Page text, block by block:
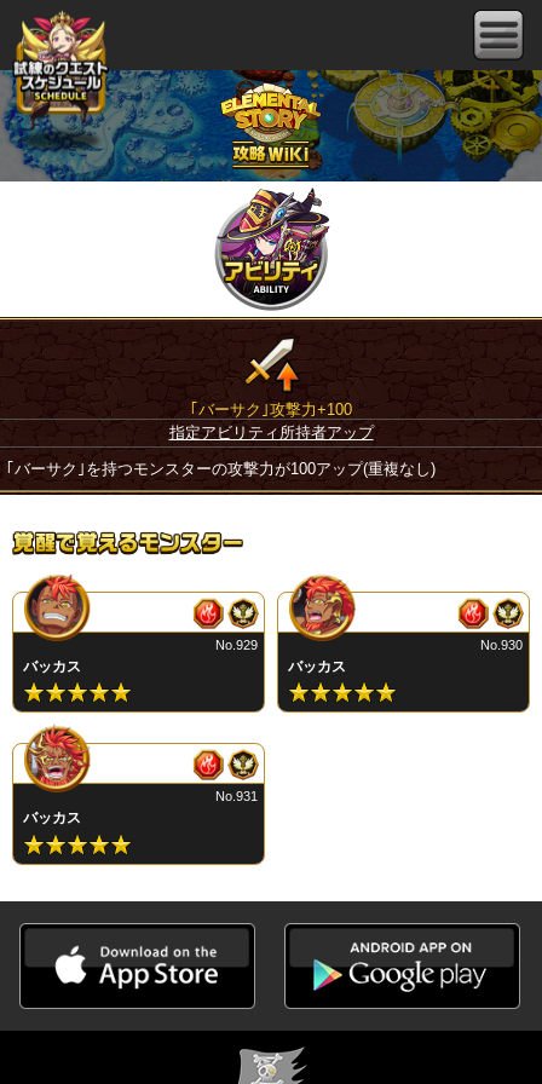
｢バーサク｣攻撃力+100
指定アビリティ所持者アップ
｢バーサク｣を持つモンスターの攻撃力が100アップ(重複なし)
バッカス
No.929
バッカス
No.930
バッカス
No.931